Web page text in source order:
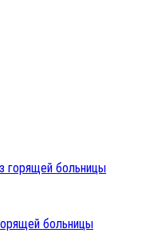
больницы